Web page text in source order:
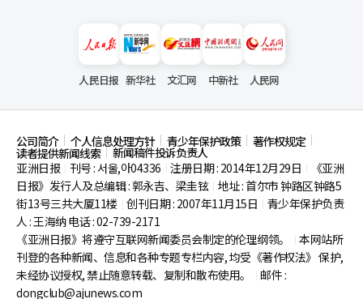
人民日报 新华社 文汇网 中新社 人民网
公司简介 个人信息处理方针 青少年保护政策 著作权规定
读者提供新闻线索
新闻稿件投诉负责人
亚洲日报
刊号 : 서울,아04336 注册日期 : 2014年12月29日
《亚洲
日报》发行人及总编辑 : 郭永吉、梁圭铉 地址 : 首尔市钟路区钟路5
街13号三共大厦11楼 创刊日期 : 2007年11月15日
青少年保护负责
人 : 王海纳 电话 : 02-739-2171
《亚洲日报》将遵守互联网新闻委员会制定的伦理纲领。
本网站所
刊登的各种新闻、信息和各种专题专栏内容, 均受《著作权法》 保护,
未经协议授权, 禁止随意转载、复制和散布使用。
邮件 :
dongclub@ajunews.com